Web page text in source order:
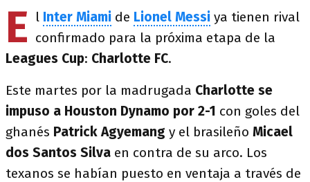
E l Inter Miami de Lionel Messi ya tienen rival
confirmado para la próxima etapa de la
Leagues Cup: Charlotte FC.
Este martes por la madrugada Charlotte se
impuso a Houston Dynamo por 2-1 con goles del
ghanés Patrick Agyemang y el brasileño Micael
dos Santos Silva en contra de su arco. Los
texanos se habían puesto en ventaja a través de